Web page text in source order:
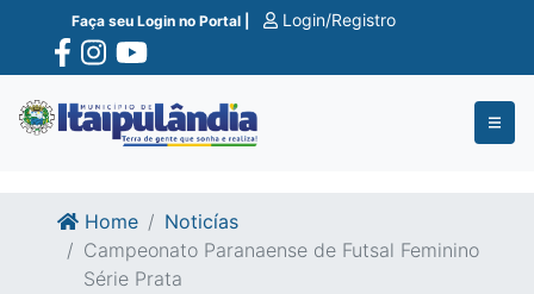
Ir para o conte�do
Ir para o fim do conte�do
Faça seu Login no Portal | Login/Registro
Home
Noticías
Campeonato Paranaense de Futsal Feminino
Série Prata